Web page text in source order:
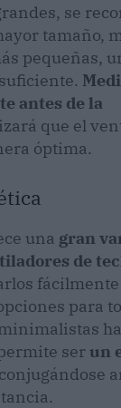
se
tamaño,
pequeñas,
antes de la
que el
óptima.
una gran
de
para
serun